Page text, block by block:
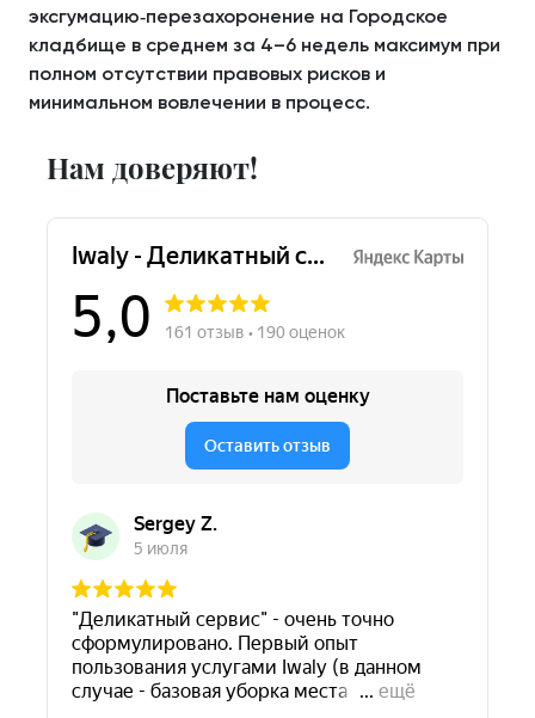
эксгумацию‑перезахоронение на Городское
кладбище в среднем за 4–6 недель максимум при
полном отсутствии правовых рисков и
минимальном вовлечении в процесс.
Нам доверяют!